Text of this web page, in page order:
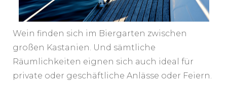
Wein finden sich im Biergarten zwischen
großen Kastanien. Und sämtliche
Räumlichkeiten eignen sich auch ideal für
private oder geschäftliche Anlässe oder Feiern.